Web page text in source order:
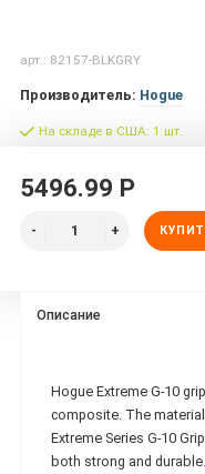
арт.: 82157-BLKGRY
Производитель: Hogue
На складе в США: 1 шт.
5496.99 Р
Описание
Hogue Extreme G-10
composite. The
Extreme Series G-10
both strong and